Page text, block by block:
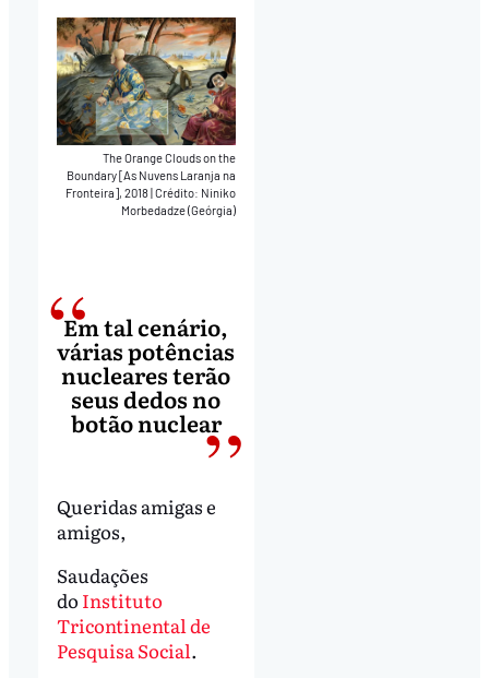
The Orange Clouds on the
Boundary [As Nuvens Laranja na
Fronteira], 2018|Crédito: Niniko
Morbedadze (Geórgia)
Em tal cenário,
várias potências
nucleares terão
seus dedos no
botão nuclear
Queridas amigas e
amigos,
Saudações
do Instituto
Tricontinental de
Pesquisa Social.